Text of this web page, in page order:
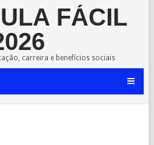
FÁCIL
carreira e benefícios sociais